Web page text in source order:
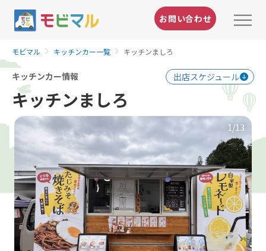
お問い合わせ
モビマル キッチンカー一覧 キッチンましろ
キッチンカー情報 出店スケジュール
キッチンましろ
1 /13